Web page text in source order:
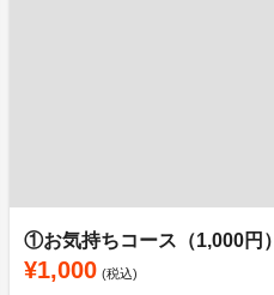
①お気持ちコース（1,000円）
¥1,000 (税込)